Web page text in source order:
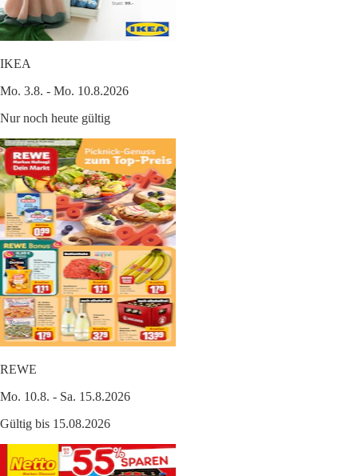
IKEA
Mo. 3.8. - Mo. 10.8.2026
Nur noch heute gültig
REWE
Mo. 10.8. - Sa. 15.8.2026
Gültig bis 15.08.2026